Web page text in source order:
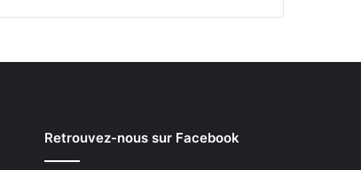
Retrouvez-nous sur Facebook